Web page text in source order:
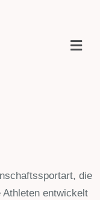
die
entwickelt